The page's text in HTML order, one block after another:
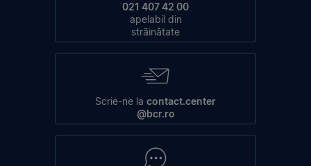
021 407 42 00
apelabil din
străinătate
Scrie-ne la contact.center
@bcr.ro